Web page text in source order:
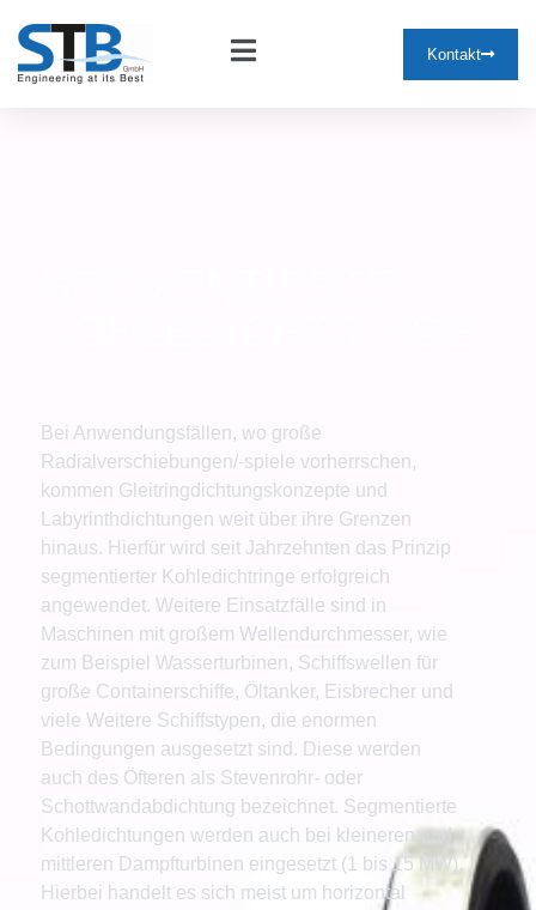
Kontakt
Bei Anwendungsfällen, wo große
Radialverschiebungen/-spiele vorherrschen,
kommen Gleitringdichtungskonzepte und
Labyrinthdichtungen weit über ihre Grenzen
hinaus. Hierfür wird seit Jahrzehnten das Prinzip
segmentierter Kohledichtringe erfolgreich
angewendet. Weitere Einsatzfälle sind in
Maschinen mit großem Wellendurchmesser, wie
zum Beispiel Wasserturbinen, Schiffswellen für
große Containerschiffe, Öltanker, Eisbrecher und
viele Weitere Schiffstypen, die enormen
Bedingungen ausgesetzt sind. Diese werden
auch des Öfteren als Stevenrohr- oder
Schottwandabdichtung bezeichnet. Segmentierte
Kohledichtungen werden auch bei kleineren und
mittleren Dampfturbinen eingesetzt (1 bis 15 MW).
Hierbei handelt es sich meist um horizontal